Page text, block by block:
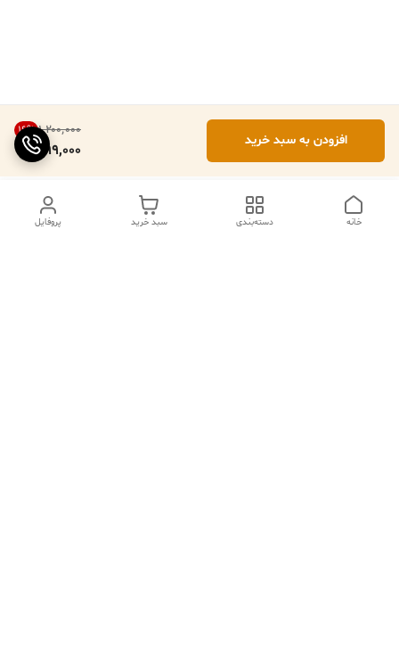
۱٬۲۰۰٬۰۰۰ 16%
999,000
افزودن به سبد خرید
پروفایل سبد خرید دسته‌بندی خانه